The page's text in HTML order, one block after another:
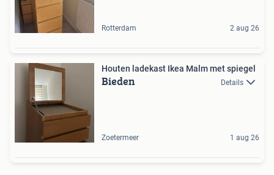
Rotterdam 2 aug 26
Houten ladekast Ikea Malm met spiegel
Bieden Details
Zoetermeer 1 aug 26